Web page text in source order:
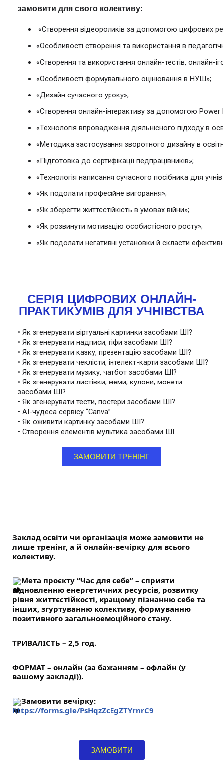
замовити для свого колективу:
«Створення відеороликів за допомогою цифрових
«Особливості створення та використання в
«Створення та використання онлайн-тестів, онлайн-
«Особливості формувального оцінювання в НУШ»;
«Дизайн сучасного уроку»;
«Створення онлайн-інтерактиву за допомогою Power
«Технологія впровадження діяльнісного підходу в
«Методика застосування зворотного дизайну в
«Підготовка до сертифікації педпрацівників»;
«Технологія написання сучасного посібника для
«Як подолати професійне вигорання»;
«Як зберегти життєстійкість в умовах війни»;
«Як розвинути мотивацію особистісного росту»;
«Як подолати негативні установки й скласти
СЕРІЯ ЦИФРОВИХ ОНЛАЙН-
ПРАКТИКУМІВ ДЛЯ УЧНІВСТВА
• Як згенерувати віртуальні картинки засобами ШІ?
• Як згенерувати надписи, гіфи засобами ШІ?
• Як згенерувати казку, презентацію засобами ШІ?
• Як згенерувати чеклісти, інтелект-карти засобами ШІ?
• Як згенерувати музику, чатбот засобами ШІ?
• Як згенерувати листівки, меми, кулони, монети
засобами ШІ?
• Як згенерувати тести, постери засобами ШІ?
• АІ-чудеса сервісу “Canva”
• Як оживити картинку засобами ШІ?
• Створення елементів мультика засобами ШІ
ЗАМОВИТИ ТРЕНІНГ
Заклад освіти чи організація може замовити не
лише тренінг, а й онлайн-вечірку для всього
колективу.
Мета проєкту “Час для себе” – сприяти
відновленню енергетичних ресурсів, розвитку
рівня життєстійкості, кращому пізнанню себе та
інших, згуртуванню колективу, формуванню
позитивного загальноемоційного стану.
ТРИВАЛІСТЬ – 2,5 год.
ФОРМАТ – онлайн (за бажанням – офлайн (у
вашому закладі)).
Замовити вечірку:
https://forms.gle/PsHqzZcEgZTYrnrC9
ЗАМОВИТИ